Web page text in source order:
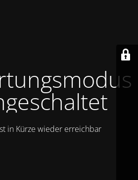
in Kürze wieder erreichbar